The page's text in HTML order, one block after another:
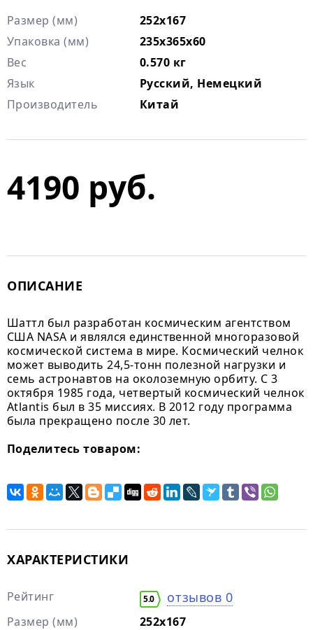
Размер (мм)
252х167
Упаковка (мм)
235х365х60
Вес
0.570 кг
Язык
Русский, Немецкий
Производитель
Китай
4190 руб.
ОПИСАНИЕ
Шаттл был разработан космическим агентством
США NASA и являлся единственной многоразовой
космической система в мире. Космический челнок
может выводить 24,5-тонн полезной нагрузки и
семь астронавтов на околоземную орбиту. С 3
октября 1985 года, четвертый космический челнок
Atlantis был в 35 миссиях. В 2012 году программа
была прекращено после 30 лет.
Поделитесь товаром:
ХАРАКТЕРИСТИКИ
Рейтинг 5.0 отзывов 0
Размер (мм)
252х167